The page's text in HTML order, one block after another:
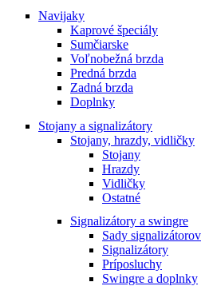
Navijaky
Kaprové špeciály
Sumčiarske
Voľnobežná brzda
Predná brzda
Zadná brzda
Doplnky
Stojany a signalizátory
Stojany, hrazdy, vidličky
Stojany
Hrazdy
Vidličky
Ostatné
Signalizátory a swingre
Sady signalizátorov
Signalizátory
Príposluchy
Swingre a doplnky